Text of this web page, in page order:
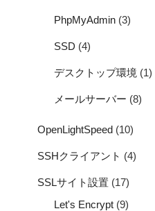
PhpMyAdmin (3)
SSD (4)
デスクトップ環境 (1)
メールサーバー (8)
OpenLightSpeed (10)
SSHクライアント (4)
SSLサイト設置 (17)
Let's Encrypt (9)